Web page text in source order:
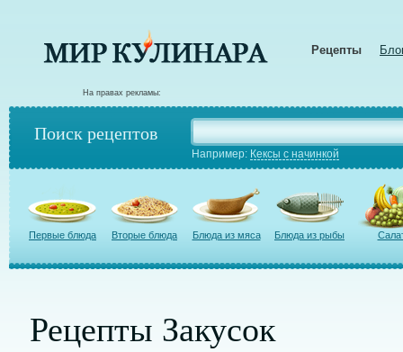
Рецепты
На правах рекламы:
Поиск рецептов
Например: Кексы с начинкой
Первые блюда Вторые блюда Блюда из мяса Блюда из рыбы
Рецепты Закусок